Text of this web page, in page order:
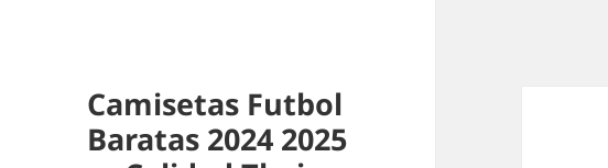
Camisetas Futbol
Baratas 2024 2025